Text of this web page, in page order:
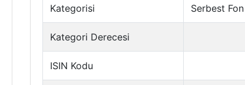
Kategorisi Serbest Fon
Kategori Derecesi
ISIN Kodu